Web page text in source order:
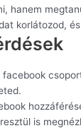
hanem
korlátozod,
facebook
is